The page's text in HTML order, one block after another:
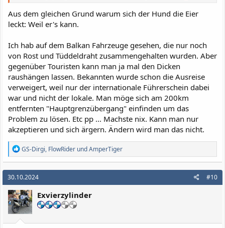
Aus dem gleichen Grund warum sich der Hund die Eier
leckt: Weil er's kann.
Ich hab auf dem Balkan Fahrzeuge gesehen, die nur noch
von Rost und Tüddeldraht zusammengehalten wurden. Aber
gegenüber Touristen kann man ja mal den Dicken
raushängen lassen. Bekannten wurde schon die Ausreise
verweigert, weil nur der internationale Führerschein dabei
war und nicht der lokale. Man möge sich am 200km
entfernten "Hauptgrenzübergang" einfinden um das
Problem zu lösen. Etc pp ... Machste nix. Kann man nur
akzeptieren und sich ärgern. Ändern wird man das nicht.
R
e
a
k
t
i
o
n
e
n
GS-Dirgi, FlowRider undAmperTiger
30.10.2024 #10
Exvierzylinder